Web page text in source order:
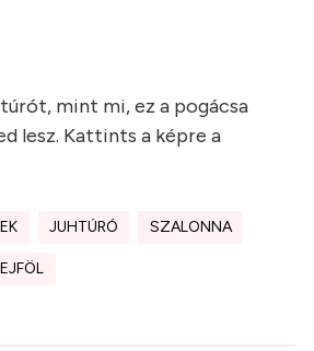
mint mi, ez a pogácsa
lesz. Kattints a képre a
JUHTÚRÓ SZALONNA